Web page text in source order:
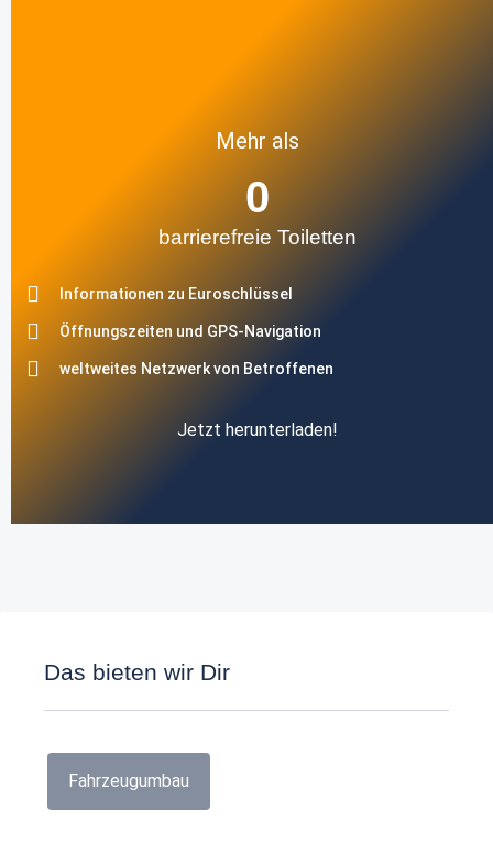
Mehr als
barrierefreie Toiletten
0
Informationen zu Euroschlüssel
Öffnungszeiten und GPS-Navigation
weltweites Netzwerk von Betroffenen
Jetzt herunterladen!
Das bieten wir Dir
Fahrzeugumbau